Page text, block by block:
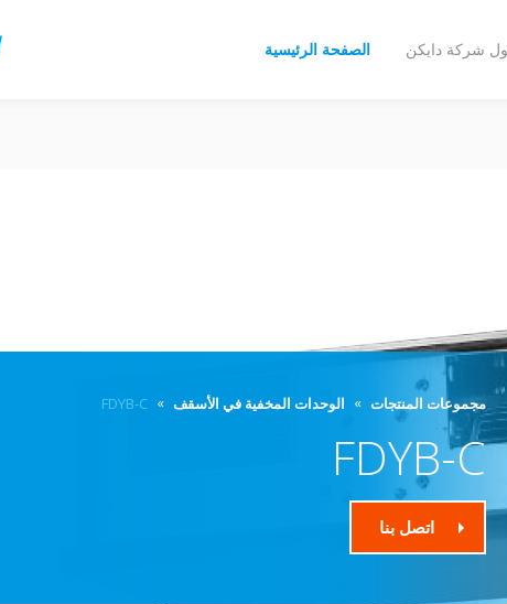
الصفحة الرئيسية شركة دايكن
مجموعات المنتجات الوحدات المخفية في الأسقف FDYB-C
FDYB-C
اتصل بنا